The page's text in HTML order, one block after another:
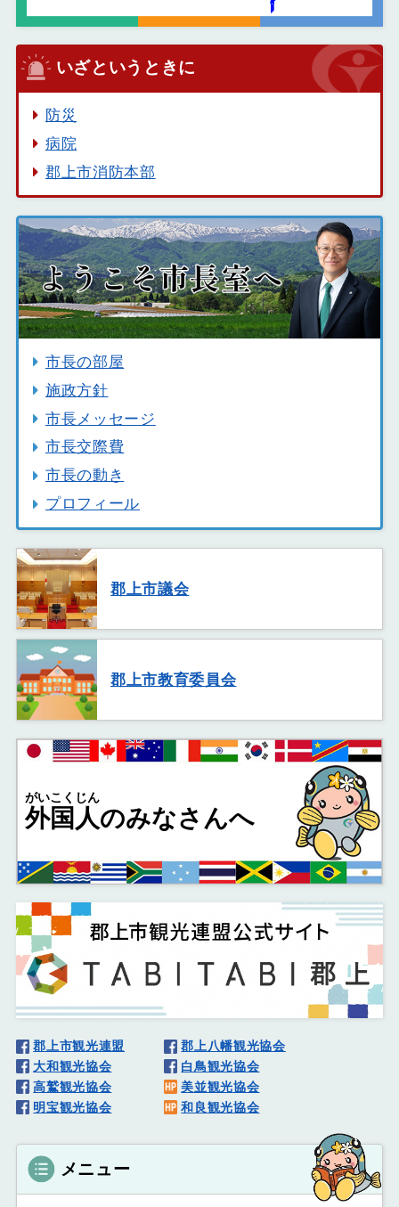
いざというときに
防災
病院
郡上市消防本部
市長の部屋
施政方針
市長メッセージ
市長交際費
市長の動き
プロフィール
郡上市議会
郡上市教育委員会
外国人
がいこくじん
のみなさんへ
郡上市観光連盟
郡上八幡観光協会
大和観光協会
白鳥観光協会
高鷲観光協会
美並観光協会
明宝観光協会
和良観光協会
メニュー